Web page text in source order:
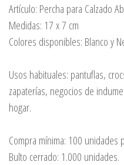
Artículo: Percha para Calzado
Medidas: 17 x 7 cm
Colores disponibles: Blanco y
Usos habituales: pantuflas,
zapaterías, negocios de
hogar.
Compra mínima: 100 unidades
Bulto cerrado: 1.000 unidades.